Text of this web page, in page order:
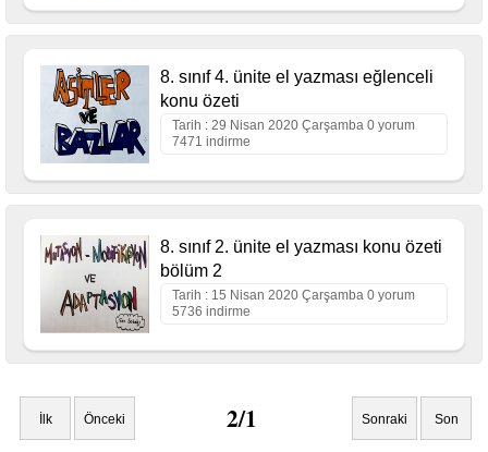
8. sınıf 4. ünite el yazması eğlenceli
konu özeti
Tarih : 29 Nisan 2020 Çarşamba 0 yorum
7471 indirme
8. sınıf 2. ünite el yazması konu özeti
bölüm 2
Tarih : 15 Nisan 2020 Çarşamba 0 yorum
5736 indirme
İlk Önceki 2/1 Sonraki Son